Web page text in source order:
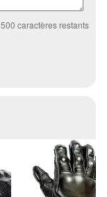
500 caractères restants